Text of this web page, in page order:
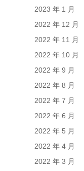
2023 年 1 月
2022 年 12 月
2022 年 11 月
2022 年 10 月
2022 年 9 月
2022 年 8 月
2022 年 7 月
2022 年 6 月
2022 年 5 月
2022 年 4 月
2022 年 3 月